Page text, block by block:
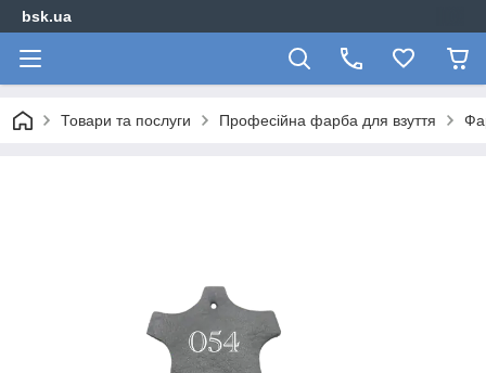
bsk.ua
Товари та послуги Професійна фарба для взуття